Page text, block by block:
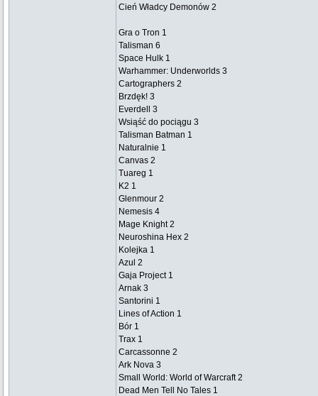
Cień Władcy Demonów 2
Gra o Tron 1
Talisman 6
Space Hulk 1
Warhammer: Underworlds 3
Cartographers 2
Brzdęk! 3
Everdell 3
Wsiąść do pociągu 3
Talisman Batman 1
Naturalnie 1
Canvas 2
Tuareg 1
K2 1
Glenmour 2
Nemesis 4
Mage Knight 2
Neuroshina Hex 2
Kolejka 1
Azul 2
Gaja Project 1
Arnak 3
Santorini 1
Lines of Action 1
Bór 1
Trax 1
Carcassonne 2
Ark Nova 3
Small World: World of Warcraft 2
Dead Men Tell No Tales 1